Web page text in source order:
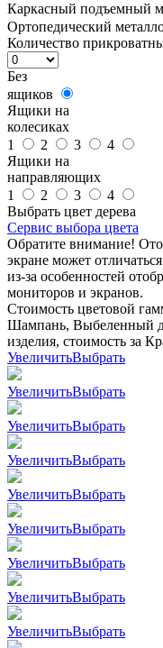
Каркасный подъемный
Ортопедический
Количество
Без
ящиков
Ящики на
колесиках
1
2 3
4
Ящики на
направляющих
1
2 3
4
Выбрать цвет дерева
Сервис выбора цвета
Обратите внимание!
экране может
из-за особенностей
мониторов и экранов.
Стоимость цветовой
Шампань, Выбеленный
изделия, стоимость за
УвеличитьВыбрать
УвеличитьВыбрать
УвеличитьВыбрать
УвеличитьВыбрать
УвеличитьВыбрать
УвеличитьВыбрать
УвеличитьВыбрать
УвеличитьВыбрать
УвеличитьВыбрать